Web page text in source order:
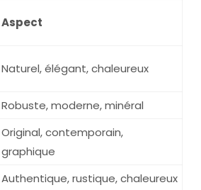
Aspect
Naturel, élégant, chaleureux
Robuste, moderne, minéral
Original, contemporain,
graphique
Authentique, rustique, chaleureux